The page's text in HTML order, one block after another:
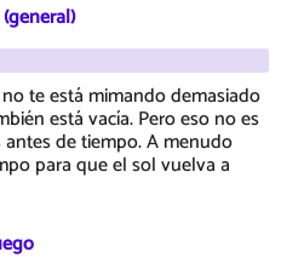
te está mimando demasiado
está vacía. Pero eso no es
de tiempo. A menudo
para que el sol vuelva a